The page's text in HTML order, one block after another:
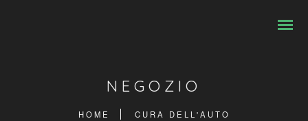
NEGOZIO
HOME CURA DELL'AUTO